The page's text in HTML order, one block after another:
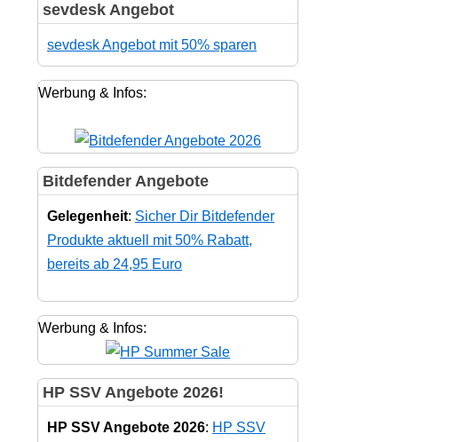
sevdesk Angebot
sevdesk Angebot mit 50% sparen
Werbung & Infos:
Bitdefender Angebote
Gelegenheit: Sicher Dir Bitdefender
Produkte aktuell mit 50% Rabatt,
bereits ab 24,95 Euro
Werbung & Infos:
HP SSV Angebote 2026!
HP SSV Angebote 2026: HP SSV